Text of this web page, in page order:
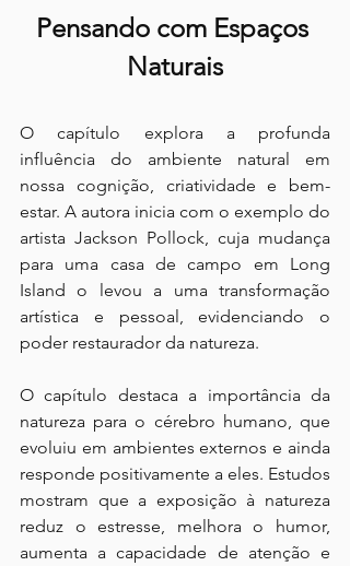
Pensando com Espaços
Naturais
O capítulo explora a profunda
influência do ambiente natural em
nossa cognição, criatividade e bem-
estar. A autora inicia com o exemplo do
artista Jackson Pollock, cuja mudança
para uma casa de campo em Long
Island o levou a uma transformação
artística e pessoal, evidenciando o
poder restaurador da natureza.
O capítulo destaca a importância da
natureza para o cérebro humano, que
evoluiu em ambientes externos e ainda
responde positivamente a eles. Estudos
mostram que a exposição à natureza
reduz o estresse, melhora o humor,
aumenta a capacidade de atenção e